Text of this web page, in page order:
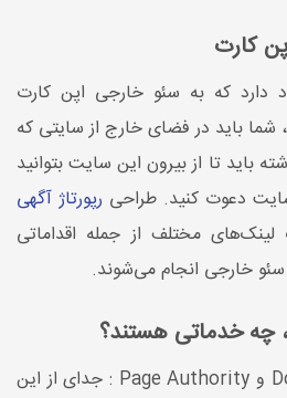
که به سئو خارجی اپن کارت
باید در فضای خارج از سایتی که
باید تا از بیرون این سایت بتوانید
دعوت کنید. طراحی رپورتاژ آگهی
مختلف از جمله اقداماتی
خارجی انجام می‌شوند.
چه خدماتی هستند؟
بررسی Domain Authority و Page Authority : جدای از این